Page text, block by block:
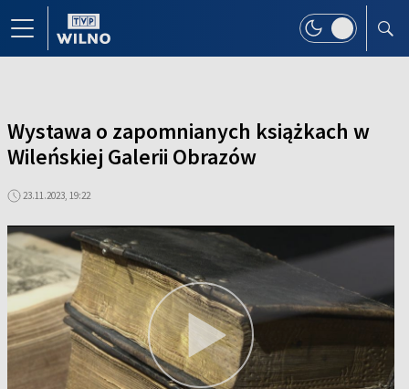
Wystawa o zapomnianych książkach w
Wileńskiej Galerii Obrazów
23.11.2023, 19:22